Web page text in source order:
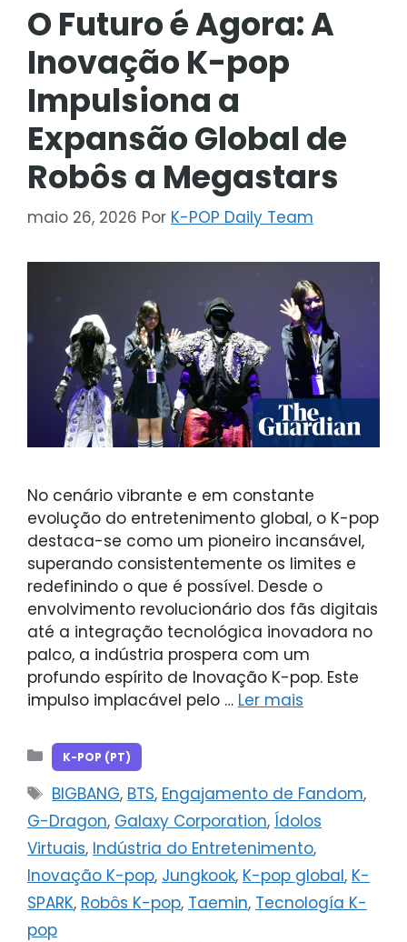
O Futuro é Agora: A
Inovação K-pop
Impulsiona a
Expansão Global de
Robôs a Megastars
maio 26, 2026 Por K-POP Daily Team
No cenário vibrante e em constante
evolução do entretenimento global, o K-pop
destaca-se como um pioneiro incansável,
superando consistentemente os limites e
redefinindo o que é possível. Desde o
envolvimento revolucionário dos fãs digitais
até a integração tecnológica inovadora no
palco, a indústria prospera com um
profundo espírito de Inovação K-pop. Este
impulso implacável pelo … Ler mais
Categorias
K-POP (PT)
Tags
BIGBANG, BTS, Engajamento de Fandom,
G-Dragon, Galaxy Corporation, Ídolos
Virtuais, Indústria do Entretenimento,
Inovação K-pop, Jungkook, K-pop global, K-
SPARK, Robôs K-pop, Taemin, Tecnología K-
pop